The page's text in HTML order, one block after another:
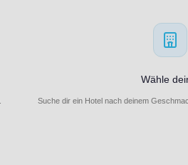
Wähle
Suche dir ein Hotel nach deinem